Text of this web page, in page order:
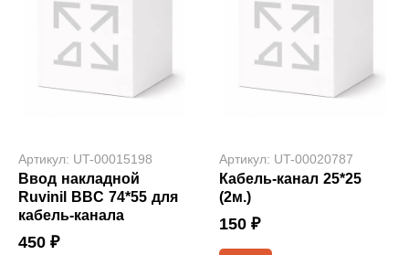
Артикул: UT-00015198
Ввод накладной
Ruvinil BBC 74*55 для
кабель-канала
450 ₽
Артикул: UT-00020787
Кабель-канал 25*25
(2м.)
150 ₽